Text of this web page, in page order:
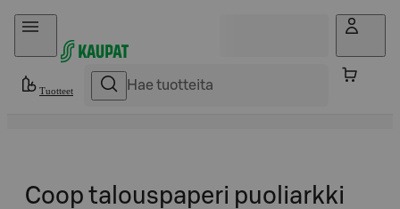
Hyppää sisältöön
Tuotteet
Coop talouspaperi puoliarkki